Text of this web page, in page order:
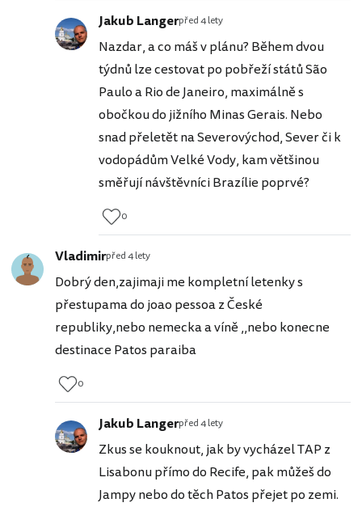
Jakub Langerpřed 4 lety
Nazdar, a co máš v plánu? Během dvou
týdnů lze cestovat po pobřeží států São
Paulo a Rio de Janeiro, maximálně s
obočkou do jižního Minas Gerais. Nebo
snad přeletět na Severovýchod, Sever či k
vodopádům Velké Vody, kam většinou
směřují návštěvníci Brazílie poprvé?
0
Vladimirpřed 4 lety
Dobrý den,zajimaji me kompletní letenky s
přestupama do joao pessoa z České
republiky,nebo nemecka a víně ,,nebo konecne
destinace Patos paraiba
0
Jakub Langerpřed 4 lety
Zkus se kouknout, jak by vycházel TAP z
Lisabonu přímo do Recife, pak můžeš do
Jampy nebo do těch Patos přejet po zemi.